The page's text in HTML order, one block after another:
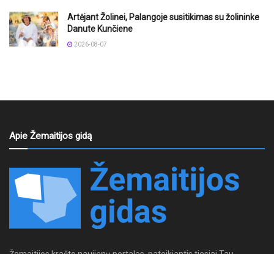
Artėjant Žolinei, Palangoje susitikimas su žolininke
Danute Kunčiene
2026-08-07
Apie Žemaitijos gidą